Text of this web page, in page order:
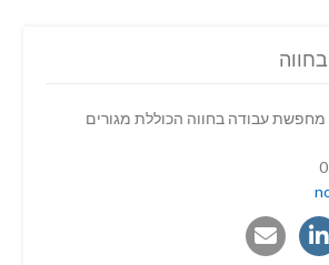
נוי ימין, בת 20, מחפשת עבודה בחווה הכוללת מגורים